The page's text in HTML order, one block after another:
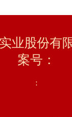
业股份有
案号：
：